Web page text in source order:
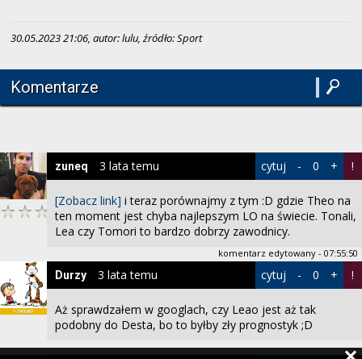
30.05.2023 21:06, autor: lulu, źródło: Sport
Komentarze
[Zobacz link] i teraz porównajmy z tym :D gdzie Theo na
ten moment jest chyba najlepszym LO na świecie. Tonali,
Lea czy Tomori to bardzo dobrzy zawodnicy.
komentarz edytowany - 07:55:50
zuneq 3 lata temu cytuj - 0 + !
Aż sprawdzałem w googlach, czy Leao jest aż tak
podobny do Desta, bo to byłby zły prognostyk ;D
Durzy 3 lata temu cytuj - 0 + !